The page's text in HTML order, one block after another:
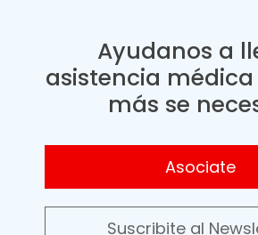
Ayudanos a
asistencia
más se
Asociate
Suscribite al